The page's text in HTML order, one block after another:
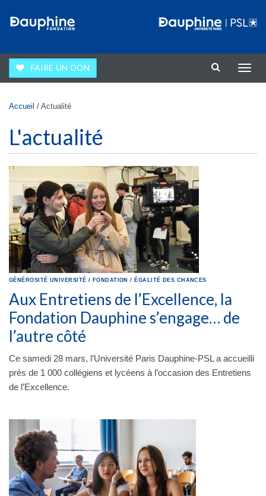
FAIRE UN DON
la
Vous êtes ici
Accueil / Actualité
L'actualité
GÉNÉROSITÉ UNIVERSITÉ / FONDATION / ÉGALITÉ DES CHANCES
Aux Entretiens de l’Excellence, la
Fondation Dauphine s’engage… de
l’autre côté
Ce samedi 28 mars, l’Université Paris Dauphine-PSL a accueilli
près de 1 000 collégiens et lycéens à l’occasion des Entretiens
de l’Excellence.